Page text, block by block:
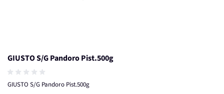
GIUSTO S/G Pandoro Pist.500g
GIUSTO S/G Pandoro Pist.500g